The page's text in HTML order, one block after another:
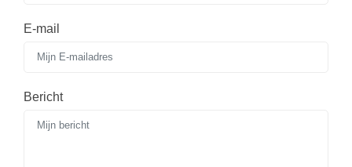
E-mail
Bericht